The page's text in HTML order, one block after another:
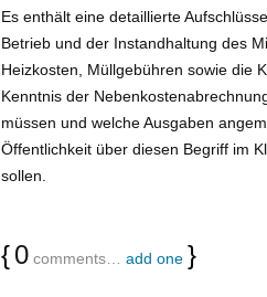
Es enthält eine detaillierte
Betrieb und der Instandhaltung des
Heizkosten, Müllgebühren sowie die
Kenntnis der
müssen und welche Ausgaben
Öffentlichkeit über diesen Begriff im
sollen.
{0 comments… add one }